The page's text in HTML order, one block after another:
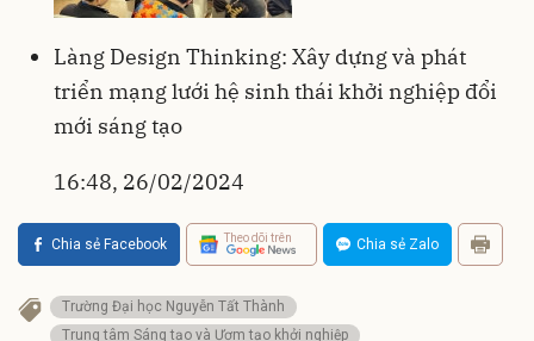
Làng Design Thinking: Xây dựng và phát
triển mạng lưới hệ sinh thái khởi nghiệp đổi
mới sáng tạo
16:48, 26/02/2024
Chia sẻ Facebook Theo dõi trên Chia sẻ Zalo
Trường Đại học Nguyễn Tất Thành
Trung tâm Sáng tạo và Ươm tạo khởi nghiệp